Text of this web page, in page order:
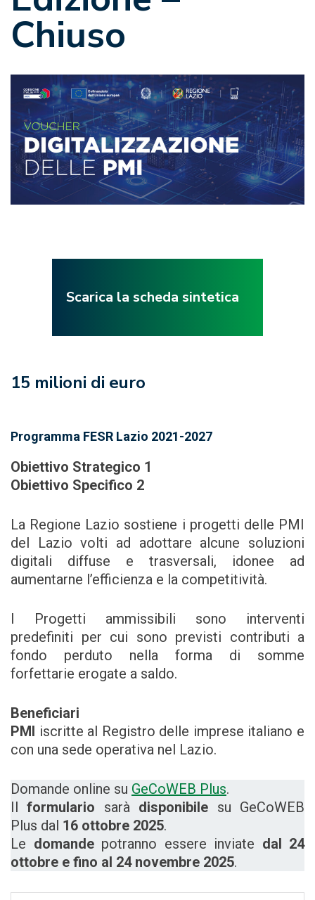
Chiuso
Scarica la scheda sintetica
15 milioni di euro
Programma FESR Lazio 2021-2027
Obiettivo Strategico 1
Obiettivo Specifico 2
La Regione Lazio sostiene i progetti delle PMI
del Lazio volti ad adottare alcune soluzioni
digitali diffuse e trasversali, idonee ad
aumentarne l’efficienza e la competitività.
I Progetti ammissibili sono interventi
predefiniti per cui sono previsti contributi a
fondo perduto nella forma di somme
forfettarie erogate a saldo.
Beneficiari
PMI iscritte al Registro delle imprese italiano e
con una sede operativa nel Lazio.
Domande online su GeCoWEB Plus.
Ilformulario sarà disponibile su GeCoWEB
Plus dal 16 ottobre 2025.
Le domande potranno essere inviate dal 24
ottobre e fino al 24 novembre 2025.